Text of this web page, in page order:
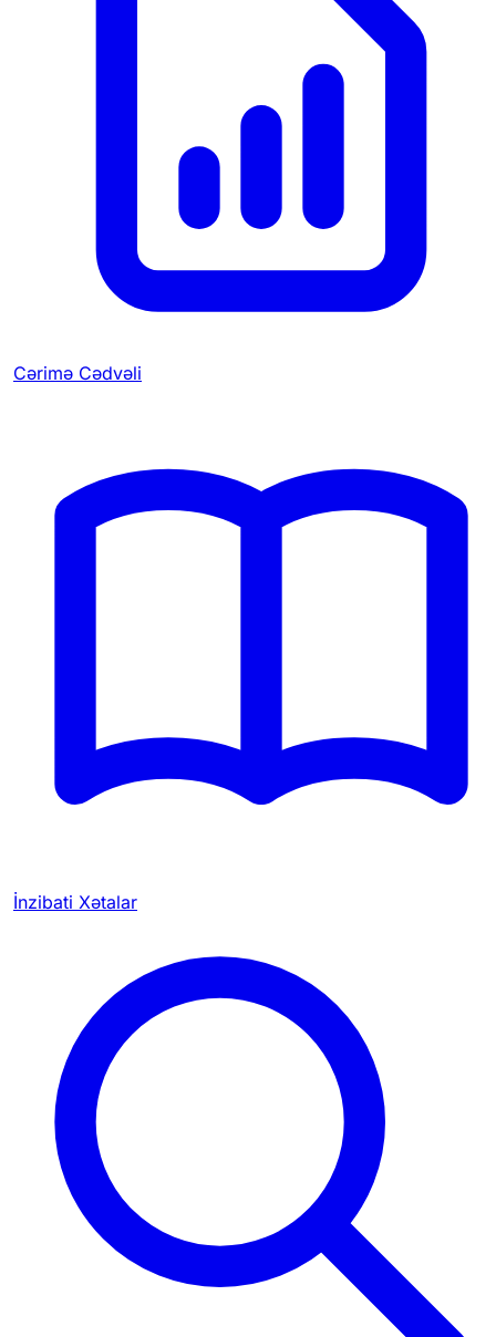
Cərimə Cədvəli
İnzibati Xətalar